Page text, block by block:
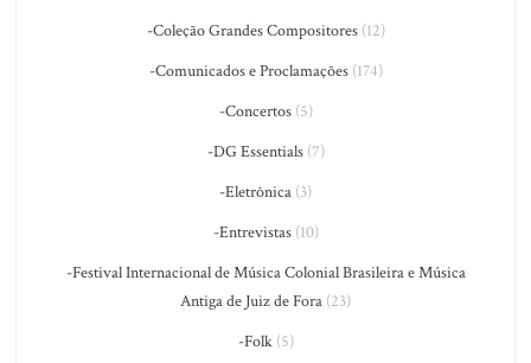
-Coleção Grandes Compositores(12)
-Comunicados e Proclamações(174)
-Concertos(5)
-DG Essentials(7)
-Eletrônica (3)
-Entrevistas(10)
-Festival Internacional de Música Colonial Brasileira e Música
Antiga de Juiz de Fora (23)
-Folk(5)